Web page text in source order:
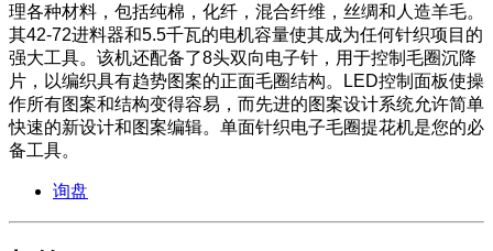
理各种材料，包括纯棉，化纤，混合纤维，丝绸和人造羊毛。
其42-72进料器和5.5千瓦的电机容量使其成为任何针织项目的
强大工具。该机还配备了8头双向电子针，用于控制毛圈沉降
片，以编织具有趋势图案的正面毛圈结构。LED控制面板使操
作所有图案和结构变得容易，而先进的图案设计系统允许简单
快速的新设计和图案编辑。单面针织电子毛圈提花机是您的必
备工具。
询盘